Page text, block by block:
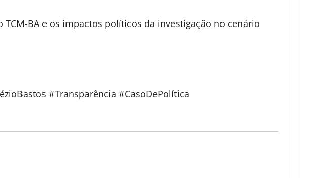
BA e os impactos políticos da investigação no cenário
#Transparência #CasoDePolítica